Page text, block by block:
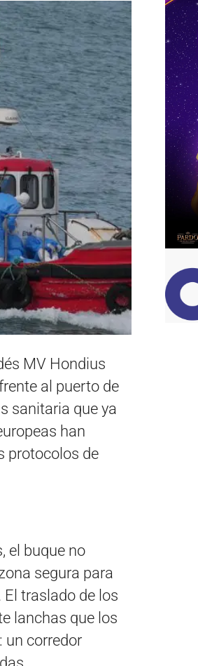
MV Hondius
al puerto de
sanitaria que ya
han
protocolos de
el buque no
segura para
traslado de los
lanchas que los
un corredor